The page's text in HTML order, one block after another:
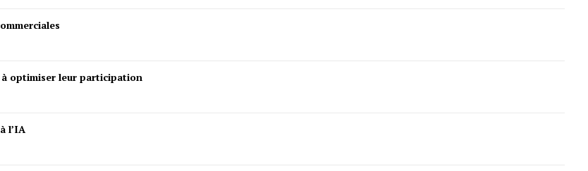
optimiser leur participation
l’IA